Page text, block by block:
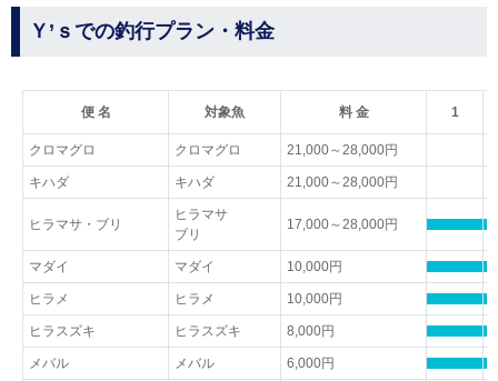
Ｙ’ｓでの釣行プラン・料金
便 名 対象魚 料 金 1
クロマグロ クロマグロ 21,000～28,000円
キハダ キハダ 21,000～28,000円
ヒラマサ・ブリ
ヒラマサ
ブリ
17,000～28,000円
マダイ マダイ 10,000円
ヒラメ ヒラメ 10,000円
ヒラスズキ ヒラスズキ 8,000円
メバル メバル 6,000円